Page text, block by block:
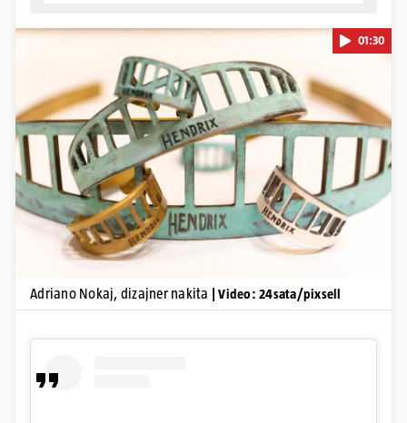
Pokretanje videa...
01:30
Adriano Nokaj, dizajner nakita | Video: 24sata/pixsell